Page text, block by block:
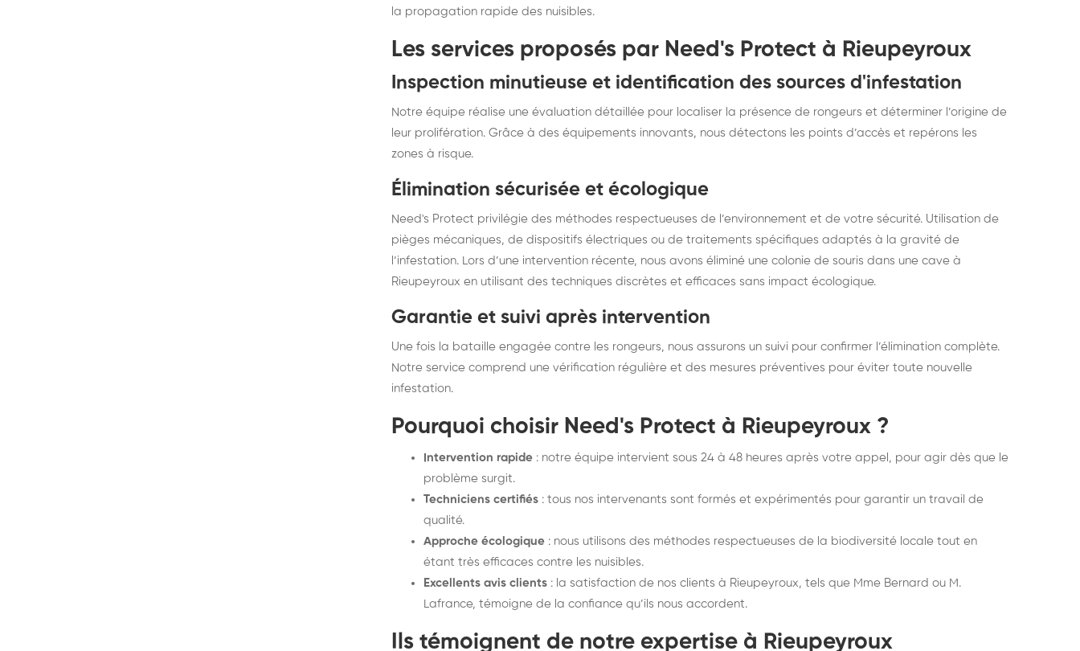
la propagation rapide des nuisibles.
Les services proposés par Need's Protect à Rieupeyroux
Inspection minutieuse et identification des sources d'infestation
Notre équipe réalise une évaluation détaillée pour localiser la présence de rongeurs et déterminer l’origine de
leur prolifération. Grâce à des équipements innovants, nous détectons les points d’accès et repérons les
zones à risque.
Élimination sécurisée et écologique
Need's Protect privilégie des méthodes respectueuses de l’environnement et de votre sécurité. Utilisation de
pièges mécaniques, de dispositifs électriques ou de traitements spécifiques adaptés à la gravité de
l’infestation. Lors d’une intervention récente, nous avons éliminé une colonie de souris dans une cave à
Rieupeyroux en utilisant des techniques discrètes et efficaces sans impact écologique.
Garantie et suivi après intervention
Une fois la bataille engagée contre les rongeurs, nous assurons un suivi pour confirmer l’élimination complète.
Notre service comprend une vérification régulière et des mesures préventives pour éviter toute nouvelle
infestation.
Pourquoi choisir Need's Protect à Rieupeyroux ?
Intervention rapide : notre équipe intervient sous 24 à 48 heures après votre appel, pour agir dès que le
problème surgit.
Techniciens certifiés : tous nos intervenants sont formés et expérimentés pour garantir un travail de
qualité.
Approche écologique : nous utilisons des méthodes respectueuses de la biodiversité locale tout en
étant très efficaces contre les nuisibles.
Excellents avis clients : la satisfaction de nos clients à Rieupeyroux, tels que Mme Bernard ou M.
Lafrance, témoigne de la confiance qu’ils nous accordent.
Ils témoignent de notre expertise à Rieupeyroux